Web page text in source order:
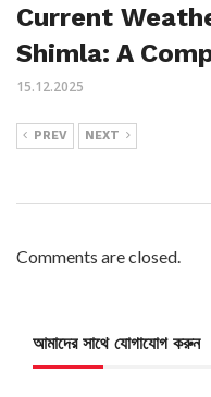
Current
Shimla: A
15.12.2025
PREV NEXT
Comments are closed.
আমাদের সাথে যোগাযোগ করুন